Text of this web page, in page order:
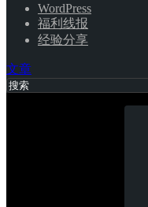
WordPress
福利线报
经验分享
文章